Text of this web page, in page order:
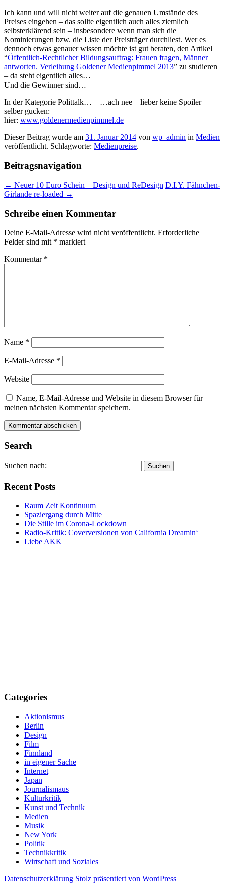
Ich kann und will nicht weiter auf die genauen Umstände des
Preises eingehen – das sollte eigentlich auch alles ziemlich
selbsterklärend sein – insbesondere wenn man sich die
Nominierungen bzw. die Liste der Preisträger durchliest. Wer es
dennoch etwas genauer wissen möchte ist gut beraten, den Artikel
“Öffentlich-Rechtlicher Bildungsauftrag: Frauen fragen, Männer
antworten. Verleihung Goldener Medienpimmel 2013” zu studieren
– da steht eigentlich alles…
Und die Gewinner sind…
In der Kategorie Polittalk… – …ach nee – lieber keine Spoiler –
selber gucken:
hier: www.goldenermedienpimmel.de
Dieser Beitrag wurde am 31. Januar 2014 von wp_admin in Medien
veröffentlicht. Schlagworte: Medienpreise.
Beitragsnavigation
← Neuer 10 Euro Schein – Design und ReDesign D.I.Y. Fähnchen-
Girlande re-loaded →
Schreibe einen Kommentar
Deine E-Mail-Adresse wird nicht veröffentlicht. Erforderliche
Felder sind mit * markiert
Kommentar *
Name *
E-Mail-Adresse *
Website
Name, E-Mail-Adresse und Website in diesem Browser für
meinen nächsten Kommentar speichern.
Alternative:
Alternative:
Search
Suchen nach:
Recent Posts
Raum Zeit Kontinuum
Spaziergang durch Mitte
Die Stille im Corona-Lockdown
Radio-Kritik: Coverversionen von California Dreamin‘
Liebe AKK
Categories
Aktionismus
Berlin
Design
Film
Finnland
in eigener Sache
Internet
Japan
Journalismaus
Kulturkritik
Kunst und Technik
Medien
Musik
New York
Politik
Technikkritik
Wirtschaft und Soziales
Datenschutzerklärung Stolz präsentiert von WordPress